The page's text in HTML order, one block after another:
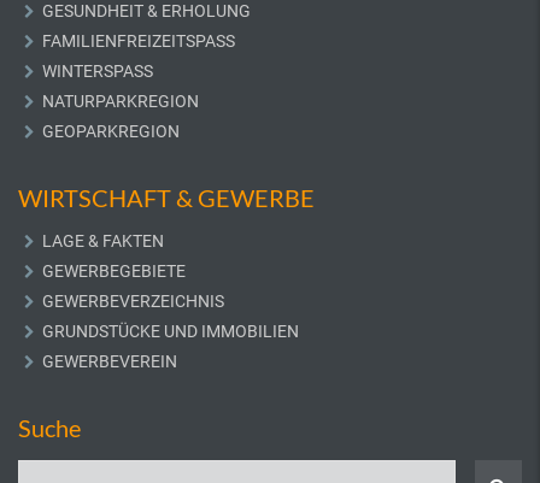
GESUNDHEIT & ERHOLUNG
FAMILIENFREIZEITSPASS
WINTERSPASS
NATURPARKREGION
GEOPARKREGION
WIRTSCHAFT & GEWERBE
LAGE & FAKTEN
GEWERBEGEBIETE
GEWERBEVERZEICHNIS
GRUNDSTÜCKE UND IMMOBILIEN
GEWERBEVEREIN
Suche